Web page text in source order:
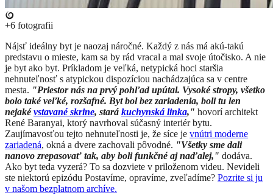
+6 fotografii
​Nájsť ideálny byt je naozaj náročné. Každý z nás má akú-takú
predstavu o mieste, kam sa by rád vracal a mal svoje útočisko. A nie
je byt ako byt. Príkladom je veľká, netypická hoci staršia
nehnuteľnosť s atypickou dispozíciou nachádzajúca sa v centre
mesta. "Priestor nás na prvý pohľad upútal. Vysoké stropy, všetko
bolo také veľké, rozšafné. Byt bol bez zariadenia, boli tu len
nejakévstavané skrine, stará kuchynská linka," hovorí architekt
René Baranyai, ktorý navrhoval súčasný interiér bytu.
Zaujímavosťou tejto nehnuteľnosti je, že síce je vnútri moderne
zariadená, okná a dvere zachovali pôvodné. "Všetky sme dali
nanovo zrepasovať tak, aby boli funkčné aj naďalej," dodáva.
Ako byt teda vyzerá? To sa dozviete v priloženom videu. Nevideli
ste niektorú epizódu Postavíme, opravíme, zveľadíme? Pozrite si ju
v našom bezplatnom archíve.